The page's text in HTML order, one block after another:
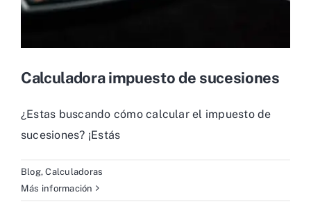
Calculadora impuesto de sucesiones
¿Estas buscando cómo calcular el impuesto de
sucesiones? ¡Estás
Blog,Calculadoras
Más información